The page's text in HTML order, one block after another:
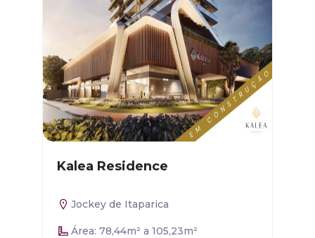
Kalea Residence
Jockey de Itaparica
Área: 78,44m² a 105,23m²